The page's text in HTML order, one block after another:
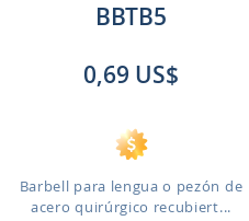
BBTB5
0,69 US$
Barbell para lengua o pezón de
acero quirúrgico recubiert...